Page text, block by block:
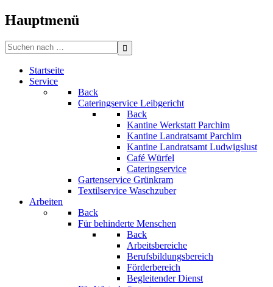
beachten
Sie:
Website
Barrierefreiheitssystem.
Hauptmenü
Search
for:
Startseite
Service
Back
Cateringservice Leibgericht
Back
Kantine Werkstatt Parchim
Kantine Landratsamt Parchim
Kantine Landratsamt Ludwigslust
Café Würfel
Cateringservice
Gartenservice Grünkram
Textilservice Waschzuber
Arbeiten
Back
Für behinderte Menschen
Back
Arbeitsbereiche
Berufsbildungsbereich
Förderbereich
Begleitender Dienst